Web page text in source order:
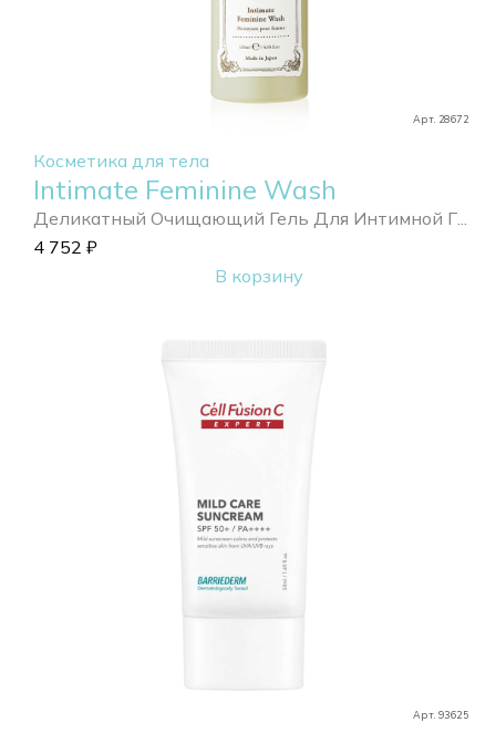
Арт. 28672
Косметика для тела
Intimate Feminine Wash
Деликатный Очищающий Гель Для Интимной Г...
4 752 ₽
В корзину
Арт. 93625